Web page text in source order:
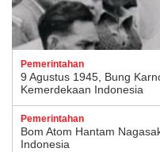
Pemerintahan
9 Agustus 1945, Bung
Kemerdekaan Indonesia
Pemerintahan
Bom Atom Hantam
Indonesia